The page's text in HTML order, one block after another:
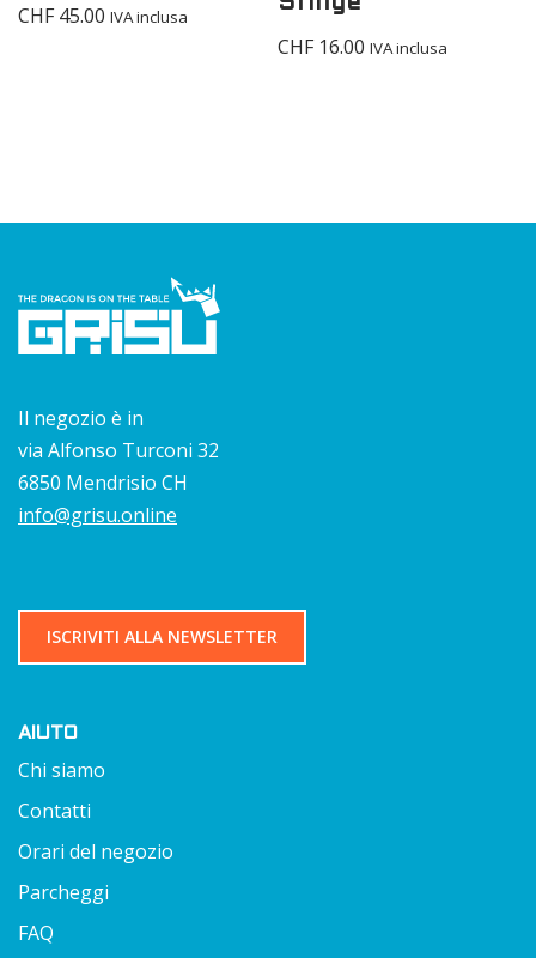
CHF45.00 IVA inclusa
CHF16.00 IVA inclusa
Il negozio è in
via Alfonso Turconi 32
6850 Mendrisio CH
info@grisu.online
ISCRIVITI ALLA NEWSLETTER
AIUTO
Chi siamo
Contatti
Orari del negozio
Parcheggi
FAQ